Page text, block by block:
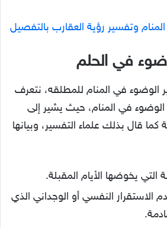
وتفسير رؤية العقارب بالتفصيل
في الحلم
الوضوء في المنام للمطلقه، نتعرف
الوضوء في المنام، حيث يشير إلى
قال بذلك علماء التفسير، وبيانها
التي يخوضها الأيام المقبلة.
الاستقرار النفسي أو الوجداني الذي